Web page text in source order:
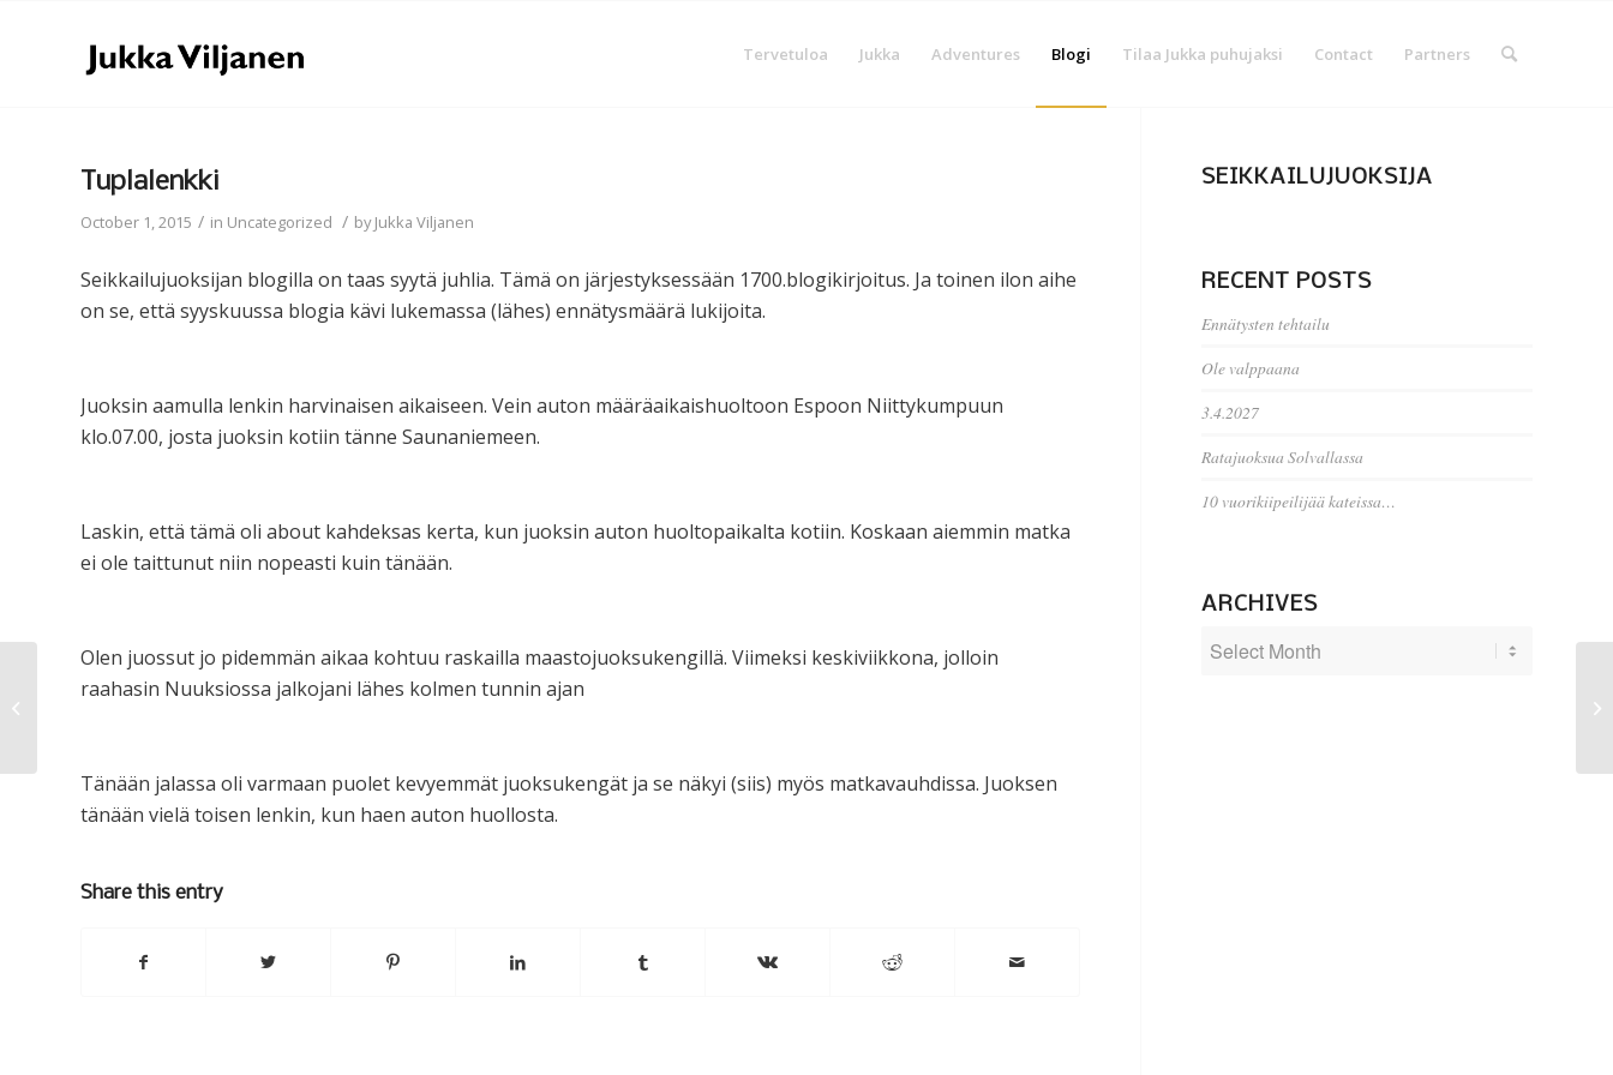
Tervetuloa Jukka Adventures Blogi Tilaa Jukka puhujaksi Contact Partners
Tuplalenkki
October 1, 2015 / in Uncategorized / byJukka Viljanen
Seikkailujuoksijan blogilla on taas syytä juhlia. Tämä on järjestyksessään 1700.blogikirjoitus. Ja toinen ilon aihe
on se, että syyskuussa blogia kävi lukemassa (lähes) ennätysmäärä lukijoita.
Juoksin aamulla lenkin harvinaisen aikaiseen. Vein auton määräaikaishuoltoon Espoon Niittykumpuun
klo.07.00, josta juoksin kotiin tänne Saunaniemeen.
Laskin, että tämä oli about kahdeksas kerta, kun juoksin auton huoltopaikalta kotiin. Koskaan aiemmin matka
ei ole taittunut niin nopeasti kuin tänään.
Olen juossut jo pidemmän aikaa kohtuu raskailla maastojuoksukengillä. Viimeksi keskiviikkona, jolloin
raahasin Nuuksiossa jalkojani lähes kolmen tunnin ajan
Tänään jalassa oli varmaan puolet kevyemmät juoksukengät ja se näkyi (siis) myös matkavauhdissa. Juoksen
tänään vielä toisen lenkin, kun haen auton huollosta.
Share this entry
SEIKKAILUJUOKSIJA
RECENT POSTS
Ennätysten tehtailu
Ole valppaana
3.4.2027
Ratajuoksua Solvallassa
10 vuorikiipeilijää kateissa…
ARCHIVES